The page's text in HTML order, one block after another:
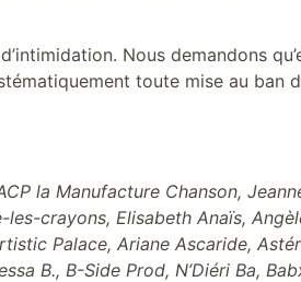
Nous demandons
toute mise au ban
la Manufacture Chanson,
crayons, Elisabeth Anaïs,
Palace, Ariane Ascaride,
B., B-Side Prod, N’Diéri Ba,